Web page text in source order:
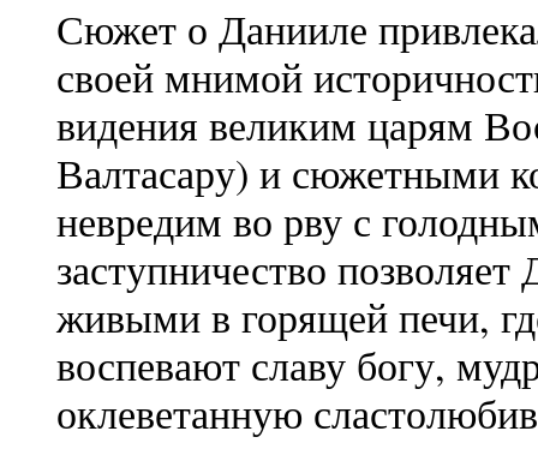
Сюжет о Данииле
своей мнимой
видения великим царям
Валтасару) и сюжетными
невредим во рву с
заступничество
живыми в горящей печи,
воспевают славу богу,
оклеветанную